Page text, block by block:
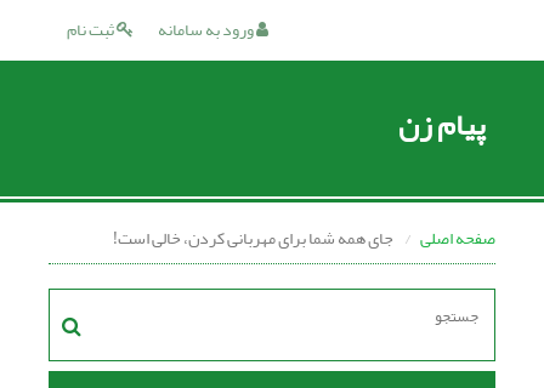
ثبت نام ورود به سامانه
پیام زن
صفحه اصلی جای همه شما برای مهربانی کردن، خالی است!